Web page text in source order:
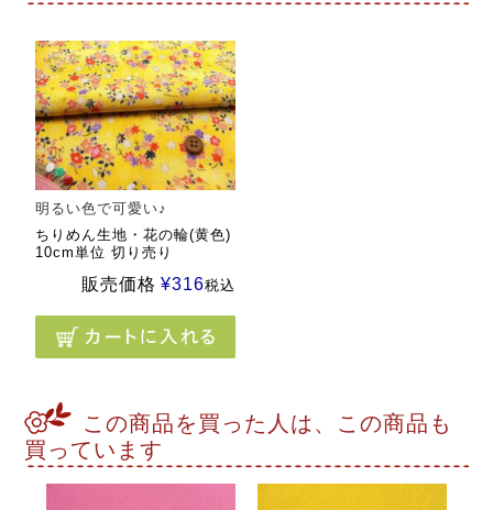
明るい色で可愛い♪
ちりめん生地・花の輪(黄色)
10cm単位 切り売り
販売価格 ¥316税込
この商品を買った人は、この商品も
買っています